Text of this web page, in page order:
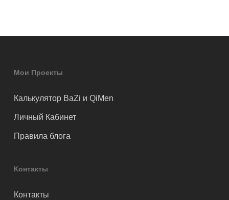
Мои Проекты
Калькулятор BaZi и QiMen
Личный Кабинет
Правила блога
Контакты
Контакты